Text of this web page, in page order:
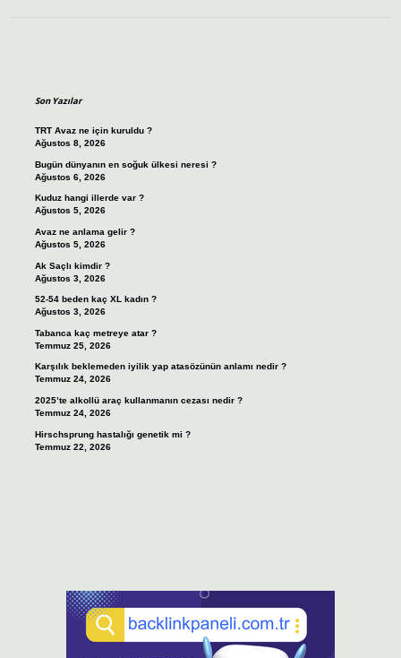
Son Yazılar
TRT Avaz ne için kuruldu ?
Ağustos 8, 2026
Bugün dünyanın en soğuk ülkesi neresi ?
Ağustos 6, 2026
Kuduz hangi illerde var ?
Ağustos 5, 2026
Avaz ne anlama gelir ?
Ağustos 5, 2026
Ak Saçlı kimdir ?
Ağustos 3, 2026
52-54 beden kaç XL kadın ?
Ağustos 3, 2026
Tabanca kaç metreye atar ?
Temmuz 25, 2026
Karşılık beklemeden iyilik yap atasözünün anlamı nedir ?
Temmuz 24, 2026
2025’te alkollü araç kullanmanın cezası nedir ?
Temmuz 24, 2026
Hirschsprung hastalığı genetik mi ?
Temmuz 22, 2026